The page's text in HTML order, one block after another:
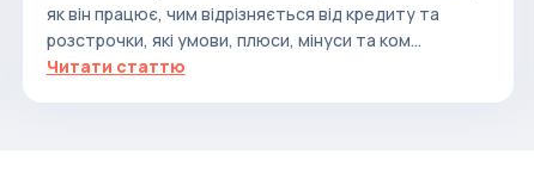
як він працює, чим відрізняється від кредиту та
розстрочки, які умови, плюси, мінуси та ком...
Читати статтю